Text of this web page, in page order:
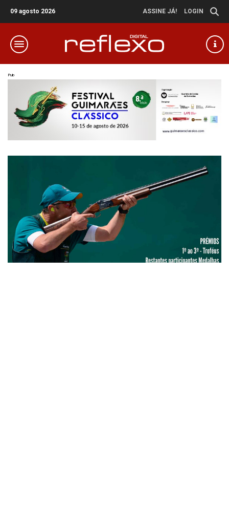
09 agosto 2026 ASSINE JÁ! LOGIN
Pub